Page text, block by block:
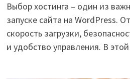
Выбор хостинга – один из
запуске сайта на WordPress.
скорость загрузки,
и удобство управления. В